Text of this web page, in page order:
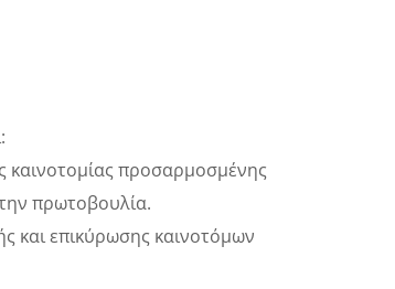
καινοτομίας προσαρμοσμένης
πρωτοβουλία.
και επικύρωσης καινοτόμων